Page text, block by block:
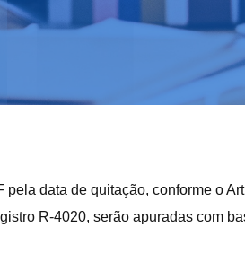
data de quitação, conforme o
R-4020, serão apuradas com